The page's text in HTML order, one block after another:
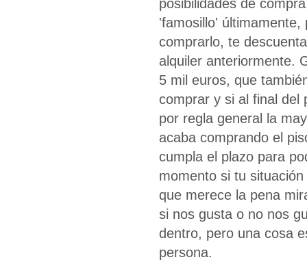
posibilidades de
'famosillo' últimamente,
comprarlo, te
alquiler anteriormente.
5 mil euros, que
comprar y si al final del
por regla general la
acaba comprando el
cumpla el plazo para
momento si tu
que merece la pena
si nos gusta o no nos
dentro, pero una cosa
persona.